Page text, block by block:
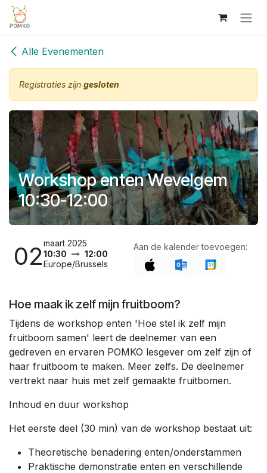
Overslaan naar inhoud
Alle Evenementen
Registraties zijn gesloten
Workshop enten Wevelgem
10:30-12:00
02maart 2025
10:30
12:00
Europe/Brussels
Aan de kalender toevoegen:
Hoe maak ik zelf mijn fruitboom?
Tijdens de workshop enten 'Hoe stel ik zelf mijn
fruitboom samen' leert de deelnemer van een
gedreven en ervaren POMKO lesgever om zelf zijn of
haar fruitboom te maken. Meer zelfs. De deelnemer
vertrekt naar huis met zelf gemaakte fruitbomen.
Inhoud en duur workshop
Het eerste deel (30 min) van de workshop bestaat uit:
Theoretische benadering enten/onderstammen
Praktische demonstratie enten en verschillende